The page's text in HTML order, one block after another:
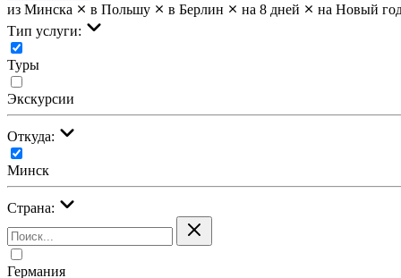
из Минска
в Польшу в Берлин на 8 дней
на Новый
Тип услуги:
Туры
Экскурсии
Откуда:
Минск
Страна:
Германия